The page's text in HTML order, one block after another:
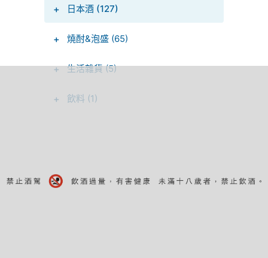
+ 日本酒 (127)
+ 燒酎&泡盛 (65)
+ 生活雜貨 (5)
+ 飲料 (1)